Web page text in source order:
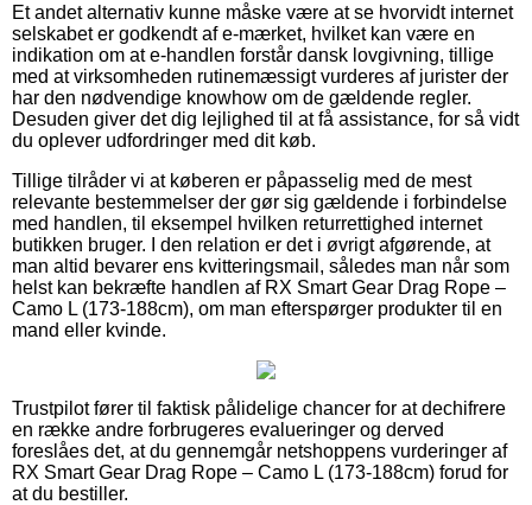
Et andet alternativ kunne måske være at se hvorvidt internet
selskabet er godkendt af e-mærket, hvilket kan være en
indikation om at e-handlen forstår dansk lovgivning, tillige
med at virksomheden rutinemæssigt vurderes af jurister der
har den nødvendige knowhow om de gældende regler.
Desuden giver det dig lejlighed til at få assistance, for så vidt
du oplever udfordringer med dit køb.
Tillige tilråder vi at køberen er påpasselig med de mest
relevante bestemmelser der gør sig gældende i forbindelse
med handlen, til eksempel hvilken returrettighed internet
butikken bruger. I den relation er det i øvrigt afgørende, at
man altid bevarer ens kvitteringsmail, således man når som
helst kan bekræfte handlen af RX Smart Gear Drag Rope –
Camo L (173-188cm), om man efterspørger produkter til en
mand eller kvinde.
Trustpilot fører til faktisk pålidelige chancer for at dechifrere
en række andre forbrugeres evalueringer og derved
foreslåes det, at du gennemgår netshoppens vurderinger af
RX Smart Gear Drag Rope – Camo L (173-188cm) forud for
at du bestiller.